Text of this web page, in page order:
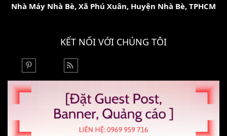
Nhà Máy Nhà Bè, Xã Phú Xuân, Huyện Nhà Bè, TPHCM
KẾT NỐI VỚI CHÚNG TÔI